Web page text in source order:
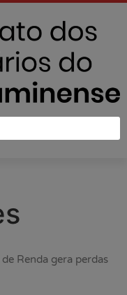
Renda gera perdas